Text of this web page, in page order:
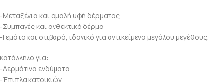
-Μεταξένια και ομαλή υφή δέρματος
-Συμπαγές και ανθεκτικό δέρμα
-Γεμάτο και στιβαρό, ιδανικό για αντικείμενα μεγάλου μεγέθους.
Κατάλληλο για:
-Δερμάτινα ενδύματα
-Έπιπλα κατοικιών